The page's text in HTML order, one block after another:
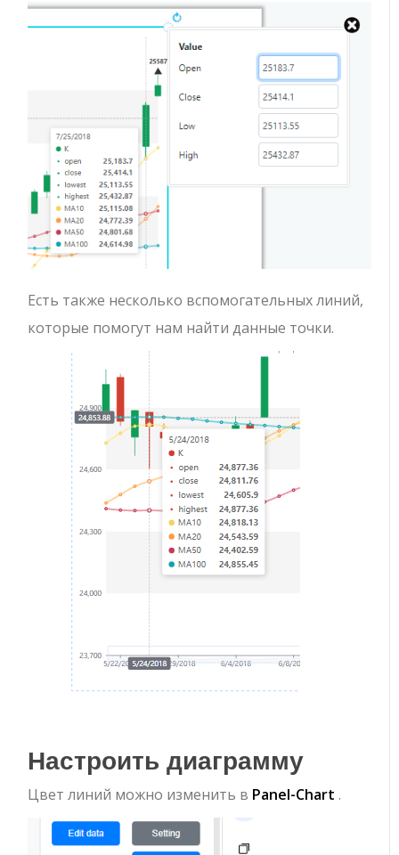
Есть также несколько вспомогательных линий,
которые помогут нам найти данные точки.
Настроить диаграмму
Цвет линий можно изменить в Panel-Chart .